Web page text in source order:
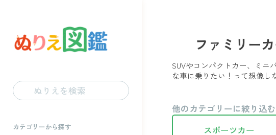
カテゴリーから探す
ファミリー
SUVやコンパクトカー、ミニ
な車に乗りたい！って想像し
他のカテゴリーに絞り込む
スポーツカー